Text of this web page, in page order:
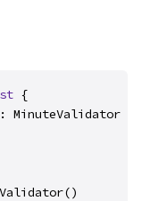
{
MinuteValidator